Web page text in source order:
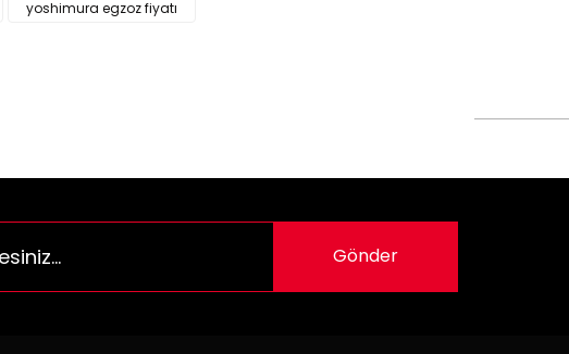
yoshimura egzoz fiyatı
Gönder